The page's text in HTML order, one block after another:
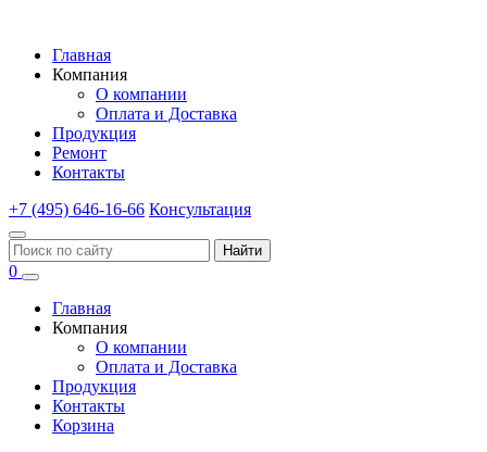
Главная
Компания
О компании
Оплата и Доставка
Продукция
Ремонт
Контакты
+7 (495) 646-16-66 Консультация
Найти
0
Главная
Компания
О компании
Оплата и Доставка
Продукция
Контакты
Корзина